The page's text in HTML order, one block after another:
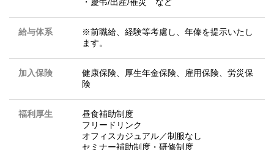
給与体系
※前職給、経験等考慮し、年俸を提示いたし
ます。
加入保険
健康保険、厚生年金保険、雇用保険、労災保
険
福利厚生
昼食補助制度
フリードリンク
オフィスカジュアル／制服なし
セミナー補助制度・研修制度